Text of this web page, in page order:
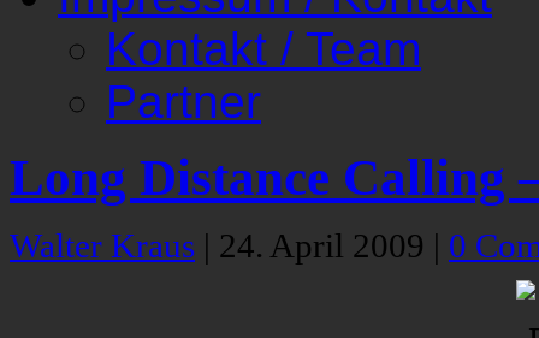
Kontakt / Team
Partner
Long Distance Calling
Walter Kraus | 24. April 2009 | 0